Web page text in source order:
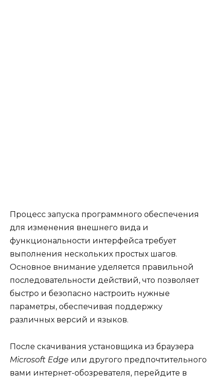
Процесс запуска программного обеспечения
для изменения внешнего вида и
функциональности интерфейса требует
выполнения нескольких простых шагов.
Основное внимание уделяется правильной
последовательности действий, что позволяет
быстро и безопасно настроить нужные
параметры, обеспечивая поддержку
различных версий и языков.
После скачивания установщика из браузера
Microsoft Edge или другого предпочтительного
вами интернет-обозревателя, перейдите в